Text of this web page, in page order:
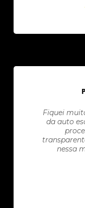
Fiquei
da auto
nessa